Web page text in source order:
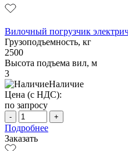
Вилочный погрузчик
Грузоподъемность, кг
2500
Высота подъема вил, м
3
Наличие
Цена (с НДС):
по запросу
- +
Подробнее
Заказать